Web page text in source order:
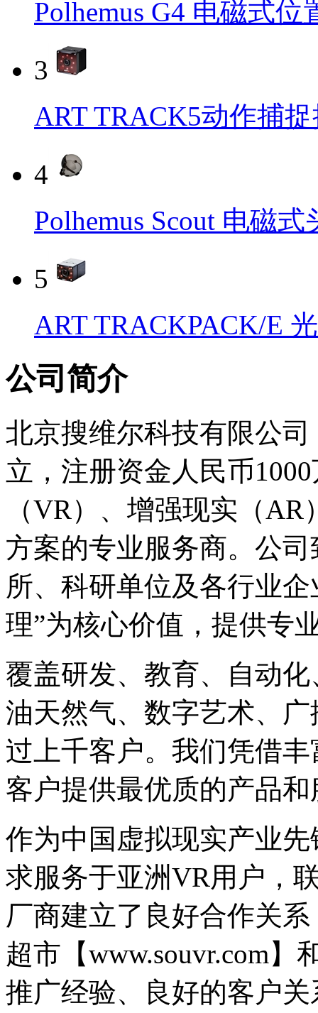
Polhemus G4 电磁式位
3
ART TRACK5动作捕
4
Polhemus Scout 电磁
5
ART TRACKPACK/E
公司简介
北京搜维尔科技有限公
立，注册资金人民币
（VR）、增强现实（
方案的专业服务商。公
所、科研单位及各行业
理”为核心价值，提供专
覆盖研发、教育、自动
油天然气、数字艺术、
过上千客户。我们凭借
客户提供最优质的产品和
作为中国虚拟现实产业
求服务于亚洲VR用户，
厂商建立了良好合作关
超市【www.souvr.com
推广经验、良好的客户